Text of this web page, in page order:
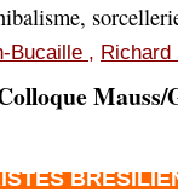
Bucaille ,